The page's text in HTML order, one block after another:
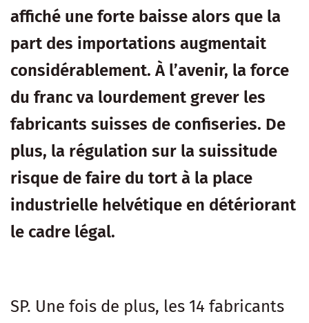
affiché une forte baisse alors que la
part des importations augmentait
considérablement. À l’avenir, la force
du franc va lourdement grever les
fabricants suisses de confiseries. De
plus, la régulation sur la suissitude
risque de faire du tort à la place
industrielle helvétique en détériorant
le cadre légal.
SP. Une fois de plus, les 14 fabricants